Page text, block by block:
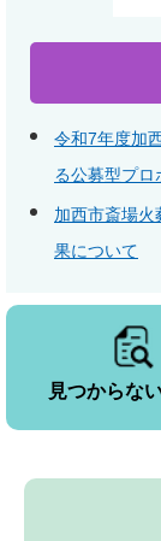
令和7年度加
る公募型プロ
加西市斎場
果について
見つからな